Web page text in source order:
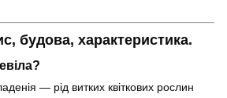
будова, характеристика.
— рід витких квіткових рослин